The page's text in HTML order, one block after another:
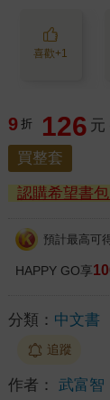
喜歡+1
9 折 126 元
買整套
認購希望書
預計最高可
HAPPY GO享
分類： 中文書
追蹤
作者： 武富智